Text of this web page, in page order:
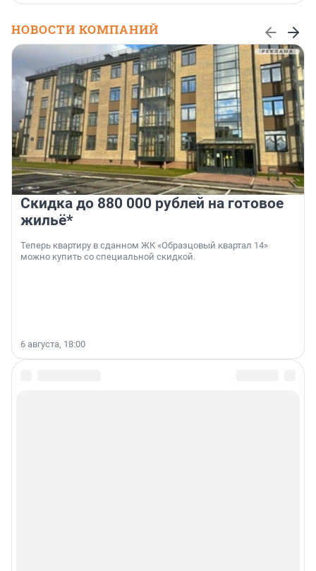
НОВОСТИ КОМПАНИЙ
Скидка до 880 000 рублей на готовое
жильё*
Теперь квартиру в сданном ЖК «Образцовый квартал 14»
можно купить со специальной скидкой.
6 августа, 18:00